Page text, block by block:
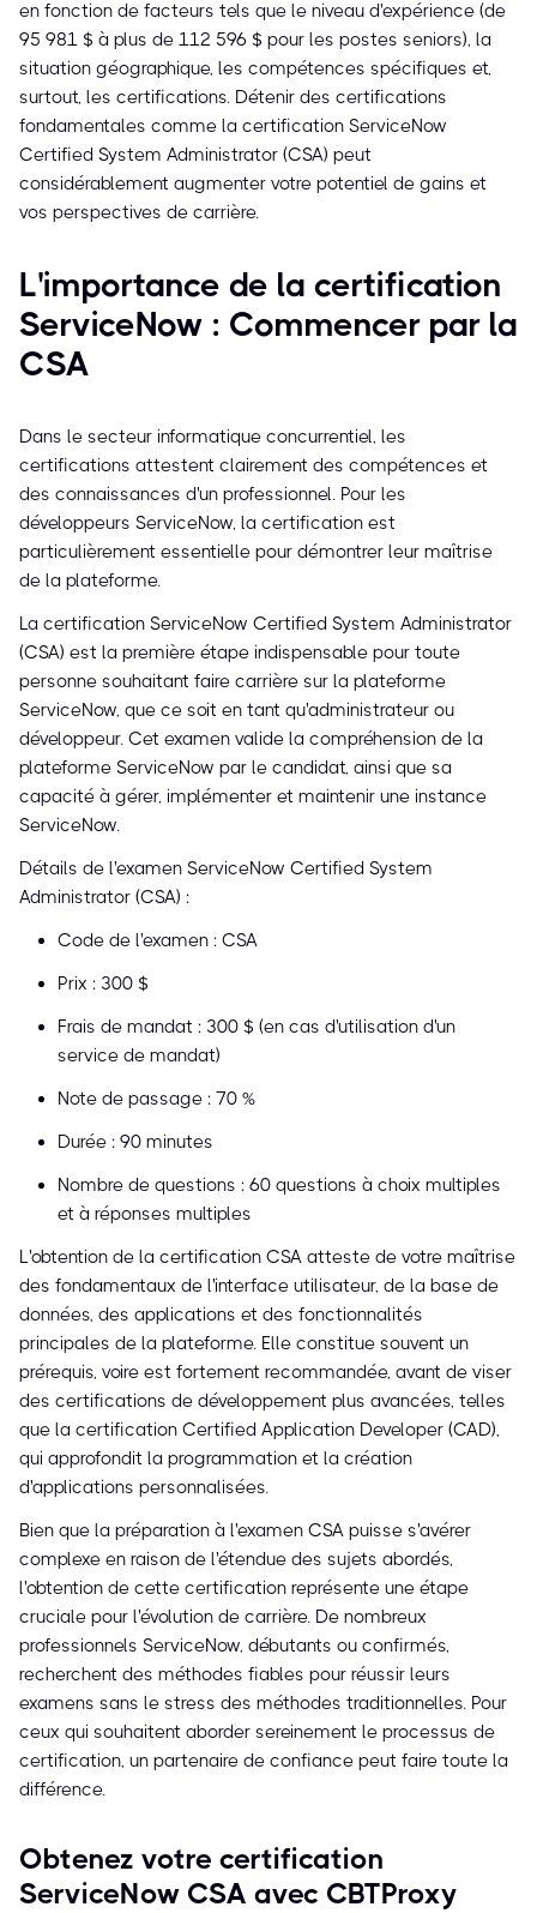
en fonction de facteurs tels que le niveau d'expérience (de
95 981 $ à plus de 112 596 $ pour les postes seniors), la
situation géographique, les compétences spécifiques et,
surtout, les certifications. Détenir des certifications
fondamentales comme la certification ServiceNow
Certified System Administrator (CSA) peut
considérablement augmenter votre potentiel de gains et
vos perspectives de carrière.
L'importance de la certification
ServiceNow : Commencer par la
CSA
Dans le secteur informatique concurrentiel, les
certifications attestent clairement des compétences et
des connaissances d'un professionnel. Pour les
développeurs ServiceNow, la certification est
particulièrement essentielle pour démontrer leur maîtrise
de la plateforme.
La certification ServiceNow Certified System Administrator
(CSA) est la première étape indispensable pour toute
personne souhaitant faire carrière sur la plateforme
ServiceNow, que ce soit en tant qu'administrateur ou
développeur. Cet examen valide la compréhension de la
plateforme ServiceNow par le candidat, ainsi que sa
capacité à gérer, implémenter et maintenir une instance
ServiceNow.
Détails de l'examen ServiceNow Certified System
Administrator (CSA) :
Code de l'examen : CSA
Prix : 300 $
Frais de mandat : 300 $ (en cas d'utilisation d'un
service de mandat)
Note de passage : 70 %
Durée : 90 minutes
Nombre de questions : 60 questions à choix multiples
et à réponses multiples
L'obtention de la certification CSA atteste de votre maîtrise
des fondamentaux de l'interface utilisateur, de la base de
données, des applications et des fonctionnalités
principales de la plateforme. Elle constitue souvent un
prérequis, voire est fortement recommandée, avant de viser
des certifications de développement plus avancées, telles
que la certification Certified Application Developer (CAD),
qui approfondit la programmation et la création
d'applications personnalisées.
Bien que la préparation à l'examen CSA puisse s'avérer
complexe en raison de l'étendue des sujets abordés,
l'obtention de cette certification représente une étape
cruciale pour l'évolution de carrière. De nombreux
professionnels ServiceNow, débutants ou confirmés,
recherchent des méthodes fiables pour réussir leurs
examens sans le stress des méthodes traditionnelles. Pour
ceux qui souhaitent aborder sereinement le processus de
certification, un partenaire de confiance peut faire toute la
différence.
Obtenez votre certification
ServiceNow CSA avec CBTProxy